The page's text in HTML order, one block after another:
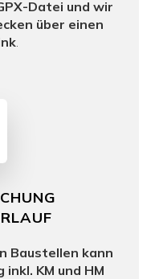
Datei und wir
über einen
.
Baustellen kann
KM und HM